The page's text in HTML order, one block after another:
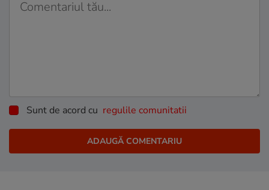
Sunt de acord cu regulile comunitatii